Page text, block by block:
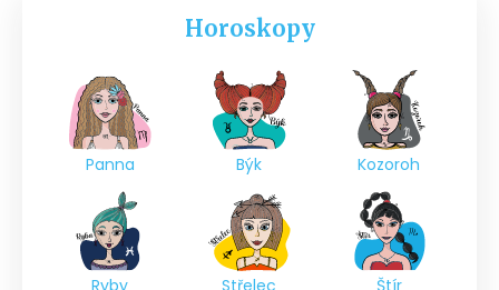
Horoskopy
Panna Býk Kozoroh